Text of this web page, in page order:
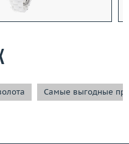
Самые выгодные